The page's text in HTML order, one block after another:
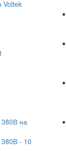
Voltek
на
- 10